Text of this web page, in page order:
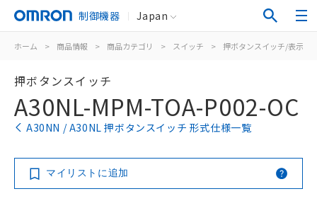
制御機器 Japan
ホーム > 商品情報 > 商品カテゴリ > スイッチ > 押ボタンスイッチ/表示灯
押ボタンスイッチ
A30NL-MPM-TOA-P002-OC
A30NN / A30NL 押ボタンスイッチ 形式仕様一覧
マイリストに追加